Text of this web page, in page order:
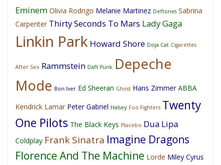
Eminem Olivia Rodrigo Melanie Martinez Deftones Sabrina
Carpenter Thirty Seconds To Mars Lady Gaga
Linkin Park Howard Shore Doja Cat Cigarettes
After Sex Rammstein Daft Punk Depeche
Mode Bon Iver Ed Sheeran Ghost Hans Zimmer ABBA
Kendrick Lamar Peter Gabriel Halsey Foo Fighters Twenty
One Pilots The Black Keys Placebo Dua Lipa
Coldplay Frank Sinatra Imagine Dragons
Florence And The Machine Lorde Miley Cyrus